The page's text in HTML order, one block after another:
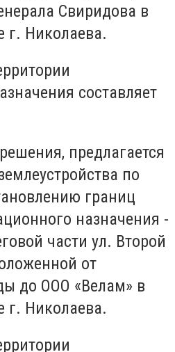
Свиридова в
г. Николаева.
составляет
предлагается
по
границ
назначения -
части ул. Второй
от
до ООО «Велам» в
г. Николаева.